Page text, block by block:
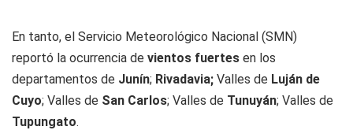
En tanto, el Servicio Meteorológico Nacional (SMN)
reportó la ocurrencia de vientos fuertes en los
departamentos de Junín; Rivadavia; Valles de Luján de
Cuyo; Valles de San Carlos; Valles de Tunuyán; Valles de
Tupungato.